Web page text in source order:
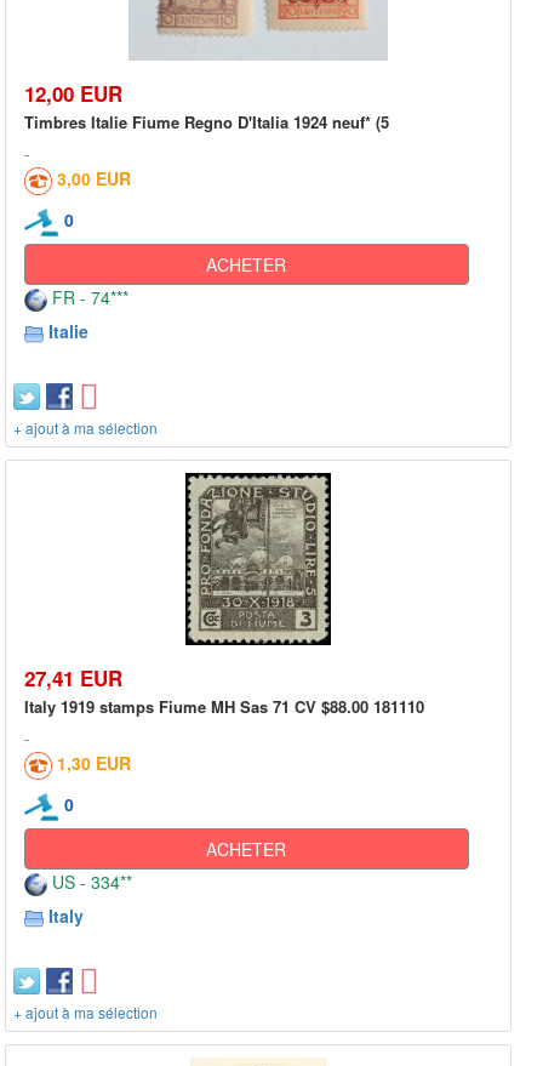
12,00 EUR
Timbres Italie Fiume Regno D'Italia 1924 neuf* (5
3,00 EUR
0
ACHETER
FR - 74***
Italie
+ ajout à ma sélection
27,41 EUR
Italy 1919 stamps Fiume MH Sas 71 CV $88.00 181110
1,30 EUR
0
ACHETER
US - 334**
Italy
+ ajout à ma sélection